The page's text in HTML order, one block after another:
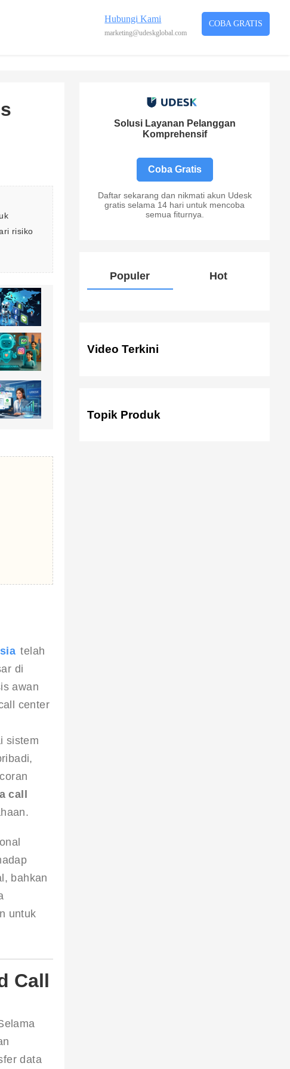
Hubungi Kami
marketing@udeskglobal.com
COBA GRATIS
risiko
telah
di
awan
center
sistem
call
bahkan
untuk
Call
data
Solusi Layanan Pelanggan
Komprehensif
Coba Gratis
Daftar sekarang dan nikmati akun Udesk
gratis selama 14 hari untuk mencoba
semua fiturnya.
Populer Hot
Video Terkini
Topik Produk